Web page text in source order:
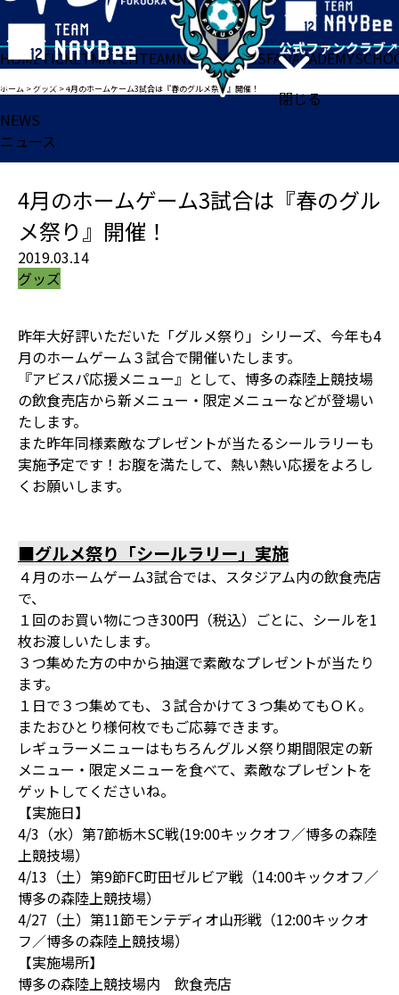
閉じる
HOMETICKETMATCHTEAMNEWSGOODSFANACADEMY
ホーム >グッズ >4月のホームゲーム3試合は『春のグルメ祭り』開催！
NEWS
ニュース
4月のホームゲーム3試合は『春のグル
メ祭り』開催！
2019.03.14
グッズ
昨年大好評いただいた「グルメ祭り」シリーズ、今年も4
月のホームゲーム３試合で開催いたします。
『アビスパ応援メニュー』として、博多の森陸上競技場
の飲食売店から新メニュー・限定メニューなどが登場い
たします。
また昨年同様素敵なプレゼントが当たるシールラリーも
実施予定です！お腹を満たして、熱い熱い応援をよろし
くお願いします。
■グルメ祭り「シールラリー」実施
４月のホームゲーム3試合では、スタジアム内の飲食売店
で、
１回のお買い物につき300円（税込）ごとに、シールを1
枚お渡しいたします。
３つ集めた方の中から抽選で素敵なプレゼントが当たり
ます。
１日で３つ集めても、３試合かけて３つ集めてもＯＫ。
またおひとり様何枚でもご応募できます。
レギュラーメニューはもちろんグルメ祭り期間限定の新
メニュー・限定メニューを食べて、素敵なプレゼントを
ゲットしてくださいね。
【実施日】
4/3（水）第7節栃木SC戦(19:00キックオフ／博多の森陸
上競技場）
4/13（土）第9節FC町田ゼルビア戦（14:00キックオフ／
博多の森陸上競技場）
4/27（土）第11節モンテディオ山形戦（12:00キックオ
フ／博多の森陸上競技場）
【実施場所】
博多の森陸上競技場内 飲食売店